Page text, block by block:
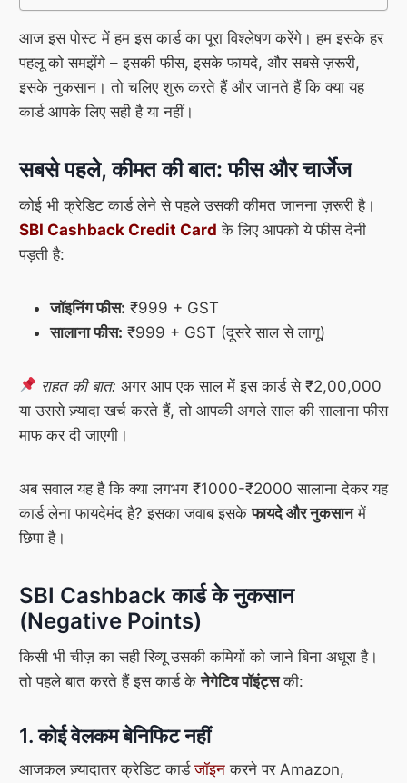
आज इस पोस्ट में हम इस कार्ड का पूरा विश्लेषण करेंगे। हम इसके हर
पहलू को समझेंगे – इसकी फीस, इसके फायदे, और सबसे ज़रूरी,
इसके नुकसान। तो चलिए शुरू करते हैं और जानते हैं कि क्या यह
कार्ड आपके लिए सही है या नहीं।
सबसे पहले, कीमत की बात: फीस और चार्जेज
कोई भी क्रेडिट कार्ड लेने से पहले उसकी कीमत जानना ज़रूरी है।
SBI Cashback Credit Card के लिए आपको ये फीस देनी
पड़ती है:
जॉइनिंग फीस: ₹999 + GST
सालाना फीस: ₹999 + GST (दूसरे साल से लागू)
राहत की बात: अगर आप एक साल में इस कार्ड से ₹2,00,000
या उससे ज़्यादा खर्च करते हैं, तो आपकी अगले साल की सालाना फीस
माफ कर दी जाएगी।
अब सवाल यह है कि क्या लगभग ₹1000-₹2000 सालाना देकर यह
कार्ड लेना फायदेमंद है? इसका जवाब इसकेफायदे और नुकसानमें
छिपा है।
SBI Cashback कार्ड के नुकसान
(Negative Points)
किसी भी चीज़ का सही रिव्यू उसकी कमियों को जाने बिना अधूरा है।
तो पहले बात करते हैं इस कार्ड केनेगेटिव पॉइंट्सकी:
1. कोई वेलकम बेनिफिट नहीं
आजकल ज़्यादातर क्रेडिट कार्डजॉइनकरने पर Amazon,